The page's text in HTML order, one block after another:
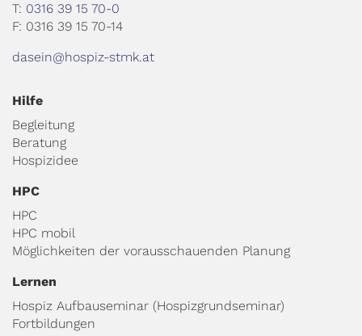
T: 0316 39 15 70-0
F: 0316 39 15 70-14
dasein@hospiz-stmk.at
Hilfe
Begleitung
Beratung
Hospizidee
HPC
HPC
HPC mobil
Möglichkeiten der vorausschauenden Planung
Lernen
Hospiz Aufbauseminar (Hospizgrundseminar)
Fortbildungen